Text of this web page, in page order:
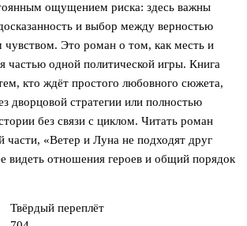
ощущением риска: здесь важны
и выбор между верностью
Это роман о том, как месть и
частью одной политической игры. Книга
кто ждёт простого любовного сюжета,
дворцовой стратегии или полностью
без связи с циклом. Читать роман
части, «Ветер и Луна не подходят друг
видеть отношения героев и общий порядок
Твёрдый переплёт